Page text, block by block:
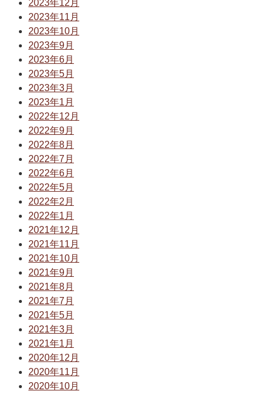
2023年12月
2023年11月
2023年10月
2023年9月
2023年6月
2023年5月
2023年3月
2023年1月
2022年12月
2022年9月
2022年8月
2022年7月
2022年6月
2022年5月
2022年2月
2022年1月
2021年12月
2021年11月
2021年10月
2021年9月
2021年8月
2021年7月
2021年5月
2021年3月
2021年1月
2020年12月
2020年11月
2020年10月